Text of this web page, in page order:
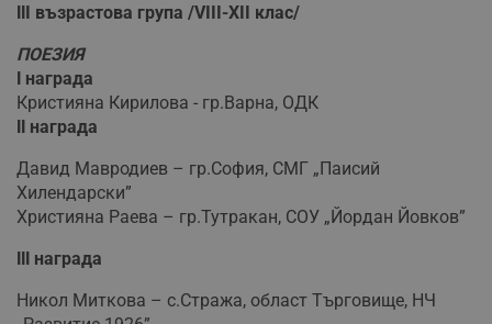
ІІI възрастова група /VIII-XII клас/
ПОЕЗИЯ
І награда
Кристияна Кирилова - гр.Варна, ОДК
ІІ награда
Давид Мавродиев – гр.София, СМГ „Паисий
Хилендарски”
Християна Раева – гр.Тутракан, СОУ „Йордан Йовков”
ІІІ награда
Никол Миткова – с.Стража, област Търговище, НЧ